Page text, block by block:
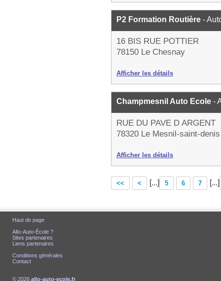
P2 Formation Routière -
16 BIS RUE POTTIER
78150 Le Chesnay
Afficher les détails
Champmesnil Auto Ecole -
RUE DU PAVE D ARGENT
78320 Le Mesnil-saint-denis
Afficher les détails
<< < [...] 5 6 7 [...]
Haut de page
Allo-Auto-École ?
Sites partenaires
Liens partenaires
Conditions générales
Contact
© 2026 allo-auto-ecole.fr